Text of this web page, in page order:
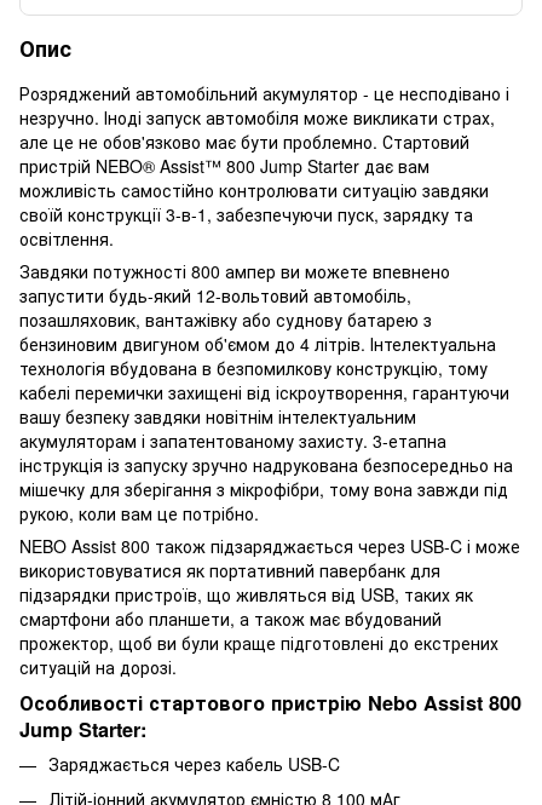
Опис
Розряджений автомобільний акумулятор - це несподівано і
незручно. Іноді запуск автомобіля може викликати страх,
але це не обов'язково має бути проблемно. Стартовий
пристрій NEBO® Assist™ 800 Jump Starter дає вам
можливість самостійно контролювати ситуацію завдяки
своїй конструкції 3-в-1, забезпечуючи пуск, зарядку та
освітлення.
Завдяки потужності 800 ампер ви можете впевнено
запустити будь-який 12-вольтовий автомобіль,
позашляховик, вантажівку або суднову батарею з
бензиновим двигуном об'ємом до 4 літрів. Інтелектуальна
технологія вбудована в безпомилкову конструкцію, тому
кабелі перемички захищені від іскроутворення, гарантуючи
вашу безпеку завдяки новітнім інтелектуальним
акумуляторам і запатентованому захисту. 3-етапна
інструкція із запуску зручно надрукована безпосередньо на
мішечку для зберігання з мікрофібри, тому вона завжди під
рукою, коли вам це потрібно.
NEBO Assist 800 також підзаряджається через USB-C і може
використовуватися як портативний павербанк для
підзарядки пристроїв, що живляться від USB, таких як
смартфони або планшети, а також має вбудований
прожектор, щоб ви були краще підготовлені до екстрених
ситуацій на дорозі.
Особливості стартового пристрію Nebo Assist 800
Jump Starter:
Заряджається через кабель USB-C
Літій-іонний акумулятор ємністю 8 100 мАг